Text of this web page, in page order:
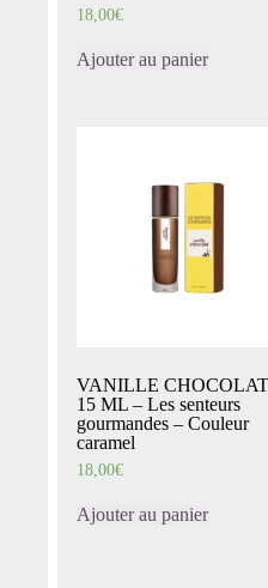
18,00€
Ajouter au panier
VANILLE
15 ML – Les senteurs
gourmandes – Couleur
caramel
18,00€
Ajouter au panier